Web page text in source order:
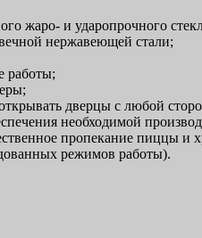
жаро- и ударопрочного
нержавеющей стали;
работы;
дверцы с любой
необходимой
пропекание пиццы и
режимов работы).